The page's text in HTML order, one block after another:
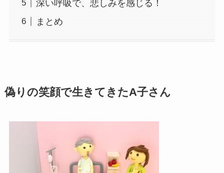
深い呼吸で、悲しみを感じる！
まとめ
偽りの笑顔で生きてきたA子さん